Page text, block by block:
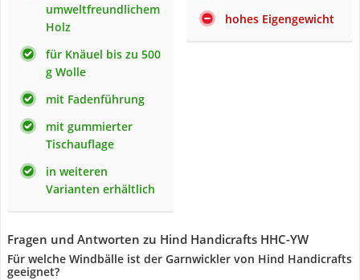
umweltfreundlichem
Holz
für Knäuel bis zu 500
g Wolle
mit Fadenführung
mit gummierter
Tischauflage
in weiteren
Varianten erhältlich
hohes Eigengewicht
Fragen und Antworten zu Hind Handicrafts HHC-YW
Für welche Windbälle ist der Garnwickler von Hind Handicrafts
geeignet?